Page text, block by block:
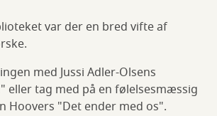
var der en bred vifte af
med Jussi Adler-Olsens
eller tag med på en følelsesmæssig
Hoovers "Det ender med os".